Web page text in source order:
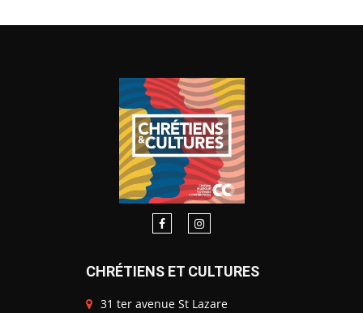
CHRÉTIENS ET CULTURES
31 ter avenue St Lazare